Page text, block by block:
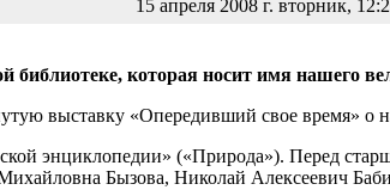
15 апреля 2008 г. вторник,
библиотеке, которая носит имя нашего
выставку «Опередивший свое время»
энциклопедии» («Природа»). Перед
Бызова, Николай Алексеевич